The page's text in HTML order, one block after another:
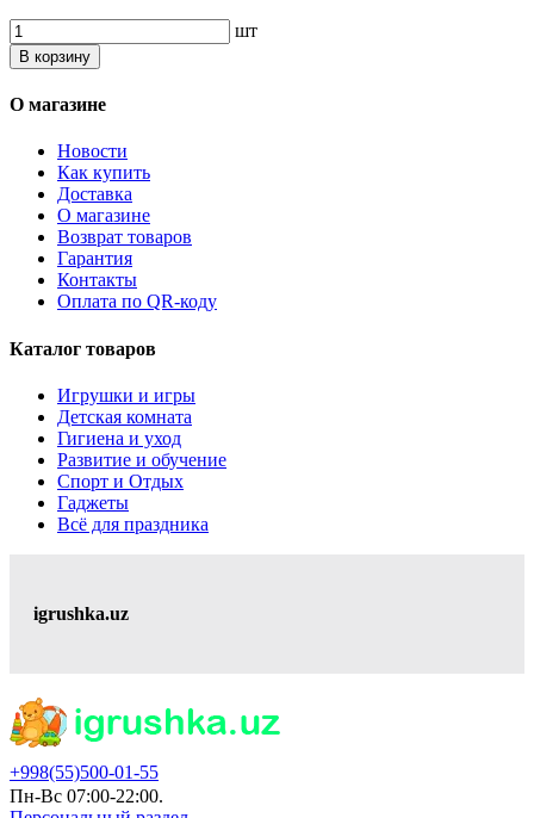
шт
В корзину
О магазине
Новости
Как купить
Доставка
О магазине
Возврат товаров
Гарантия
Контакты
Оплата по QR-коду
Каталог товаров
Игрушки и игры
Детская комната
Гигиена и уход
Развитие и обучение
Спорт и Отдых
Гаджеты
Всё для праздника
igrushka.uz
+998(55)500-01-55
Пн-Вс 07:00-22:00.